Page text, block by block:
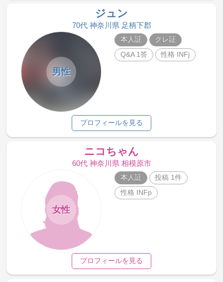
ジュン
70代 神奈川県 足柄下郡
男性
本人証
クレ証
Q&A 1答
性格 INFj
プロフィールを見る
ニコちゃん
60代 神奈川県 相模原市
女性
本人証
投稿 1件
性格 INFp
プロフィールを見る